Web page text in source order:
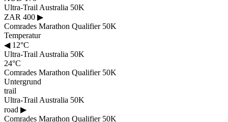
Ultra-Trail Australia 50K
ZAR 400 ▶
Comrades Marathon Qualifier 50K
Temperatur
◀12°C
Ultra-Trail Australia 50K
24°C
Comrades Marathon Qualifier 50K
Untergrund
trail
Ultra-Trail Australia 50K
road ▶
Comrades Marathon Qualifier 50K